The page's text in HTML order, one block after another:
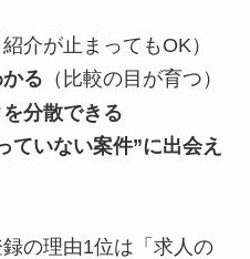
紹介が止まってもOK）
る （比較の目が育つ）
分散できる
ていない案件”に出会え
の理由1位は「求人の